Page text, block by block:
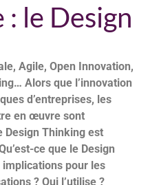
le Design
Agile, Open Innovation,
Alors que l’innovation
d’entreprises, les
en œuvre sont
Design Thinking est
ce que le Design
pour les
? Qui l’utilise ?